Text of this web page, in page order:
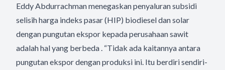
Eddy Abdurrachman menegaskan penyaluran subsidi
selisih harga indeks pasar (HIP) biodiesel dan solar
dengan pungutan ekspor kepada perusahaan sawit
adalah hal yang berbeda . “Tidak ada kaitannya antara
pungutan ekspor dengan produksi ini. Itu berdiri sendiri-